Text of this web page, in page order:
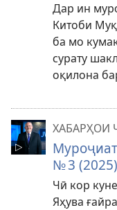
Дар ин
Китоби
ба мо
сурату
оқилона
ХАБАРҲОИ
№ 3 (2025)
Чӣ кор
Яҳува